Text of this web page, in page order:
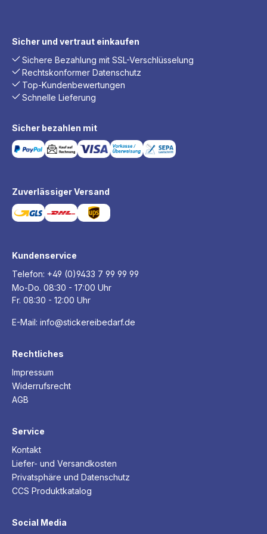
Sicher und vertraut einkaufen
Sichere Bezahlung mit SSL-Verschlüsselung
Rechtskonformer Datenschutz
Top-Kundenbewertungen
Schnelle Lieferung
Sicher bezahlen mit
Zuverlässiger Versand
Kundenservice
Telefon: +49 (0)9433 7 99 99 99
Mo-Do. 08:30 - 17:00 Uhr
Fr. 08:30 - 12:00 Uhr
E-Mail: info@stickereibedarf.de
Rechtliches
Impressum
Widerrufsrecht
AGB
Service
Kontakt
Liefer- und Versandkosten
Privatsphäre und Datenschutz
CCS Produktkatalog
Social Media